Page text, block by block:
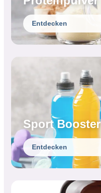
Entdecken
Sport Booster
Entdecken